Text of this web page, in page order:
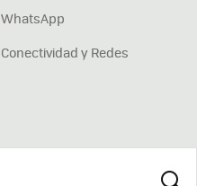
WhatsApp
Conectividad y Redes